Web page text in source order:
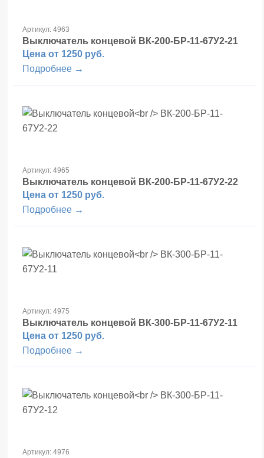
Артикул: 4963
Выключатель концевой ВК-200-БР-11-67У2-21
Цена от 1250 руб.
Подробнее →
Артикул: 4965
Выключатель концевой ВК-200-БР-11-67У2-22
Цена от 1250 руб.
Подробнее →
Артикул: 4975
Выключатель концевой ВК-300-БР-11-67У2-11
Цена от 1250 руб.
Подробнее →
Артикул: 4976